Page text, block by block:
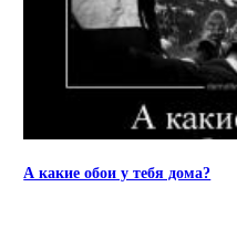
А какие обои у тебя дома?